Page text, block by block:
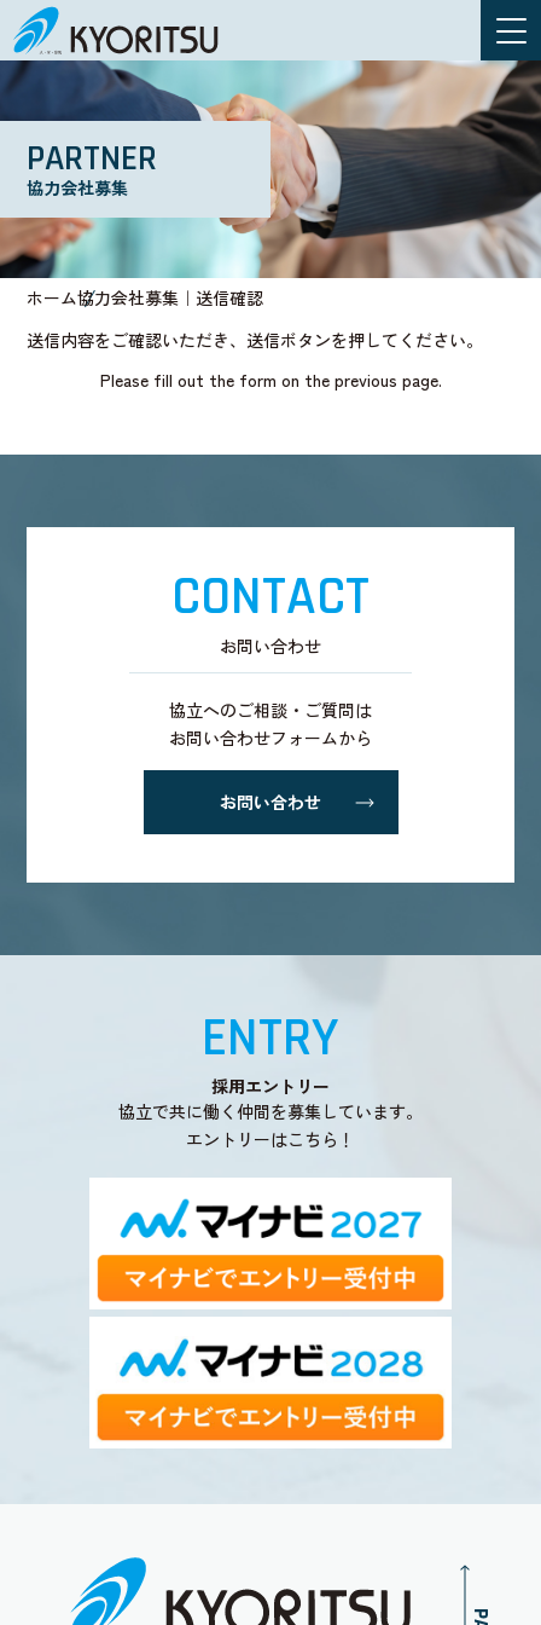
PARTNER
協力会社募集
ホーム協力会社募集｜送信確認
送信内容をご確認いただき、送信ボタンを押してください。
Please fill out the form on the previous page.
CONTACT
お問い合わせ
協立へのご相談・ご質問は
お問い合わせフォームから
お問い合わせ
ENTRY
採用エントリー
協立で共に働く仲間を募集しています。
エントリーはこちら！